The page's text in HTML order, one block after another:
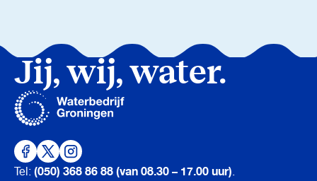
Jij, wij, water.
Tel: (050) 368 86 88 (van 08.30 – 17.00 uur).